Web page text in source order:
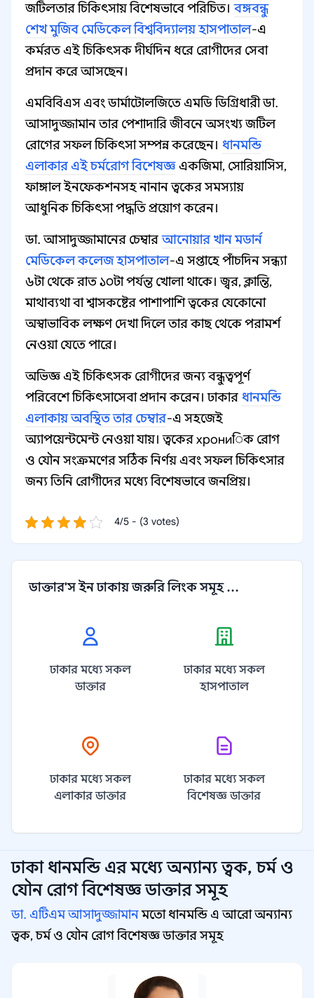
জটিলতার চিকিৎসায় বিশেষভাবে পরিচিত। বঙ্গবন্ধু
শেখ মুজিব মেডিকেল বিশ্ববিদ্যালয় হাসপাতাল-এ
কর্মরত এই চিকিৎসক দীর্ঘদিন ধরে রোগীদের সেবা
প্রদান করে আসছেন।
এমবিবিএস এবং ডার্মাটোলজিতে এমডি ডিগ্রিধারী ডা.
আসাদুজ্জামান তার পেশাদারি জীবনে অসংখ্য জটিল
রোগের সফল চিকিৎসা সম্পন্ন করেছেন। ধানমন্ডি
এলাকার এই চর্মরোগ বিশেষজ্ঞ একজিমা, সোরিয়াসিস,
ফাঙ্গাল ইনফেকশনসহ নানান ত্বকের সমস্যায়
আধুনিক চিকিৎসা পদ্ধতি প্রয়োগ করেন।
ডা. আসাদুজ্জামানের চেম্বার আনোয়ার খান মডার্ন
মেডিকেল কলেজ হাসপাতাল-এ সপ্তাহে পাঁচদিন সন্ধ্যা
৬টা থেকে রাত ১০টা পর্যন্ত খোলা থাকে। জ্বর, ক্লান্তি,
মাথাব্যথা বা শ্বাসকষ্টের পাশাপাশি ত্বকের যেকোনো
অস্বাভাবিক লক্ষণ দেখা দিলে তার কাছ থেকে পরামর্শ
নেওয়া যেতে পারে।
অভিজ্ঞ এই চিকিৎসক রোগীদের জন্য বন্ধুত্বপূর্ণ
পরিবেশে চিকিৎসাসেবা প্রদান করেন। ঢাকার ধানমন্ডি
এলাকায় অবস্থিত তার চেম্বার-এ সহজেই
অ্যাপয়েন্টমেন্ট নেওয়া যায়। ত্বকের хрониিক রোগ
ও যৌন সংক্রমণের সঠিক নির্ণয় এবং সফল চিকিৎসার
জন্য তিনি রোগীদের মধ্যে বিশেষভাবে জনপ্রিয়।
4/5 - (3 votes)
ডাক্তার'স ইন ঢাকায় জরুরি লিংক সমূহ ...
ঢাকার মধ্যে সকল
ডাক্তার
ঢাকার মধ্যে সকল
হাসপাতাল
ঢাকার মধ্যে সকল
এলাকার ডাক্তার
ঢাকার মধ্যে সকল
বিশেষজ্ঞ ডাক্তার
ঢাকা ধানমন্ডি এর মধ্যে অন্যান্যত্বক, চর্ম ও
যৌন রোগ বিশেষজ্ঞ ডাক্তার সমূহ
ডা. এটিএম আসাদুজ্জামানমতো ধানমন্ডি এ আরো অন্যান্য
ত্বক, চর্ম ও যৌন রোগ বিশেষজ্ঞ ডাক্তার সমূহ